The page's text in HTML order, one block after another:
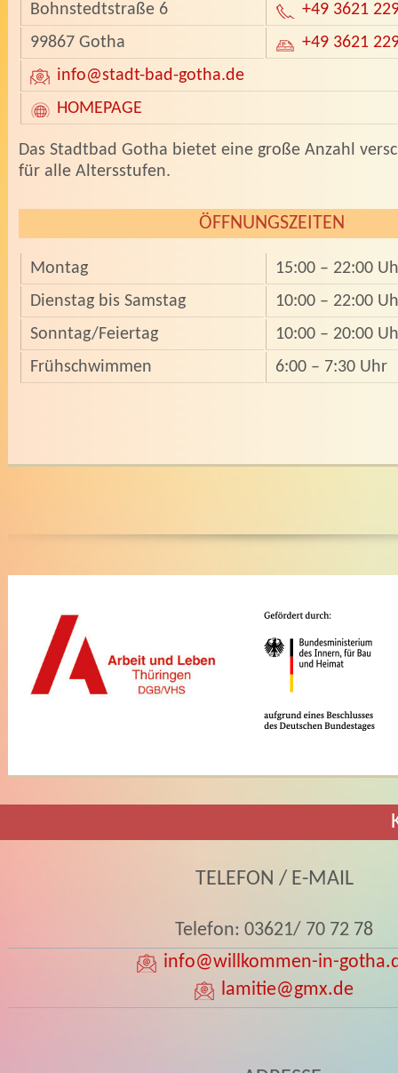
Bohnstedtstraße 6
+49 3621
99867 Gotha
+49 3621
info@stadt-bad-gotha.de
HOMEPAGE
­Das Stadtbad Gotha bietet eine große Anzahl
für alle Altersstufen.
ÖFFNUNGSZEITEN
Montag
15:00 – 22:00
Dienstag bis Samstag
10:00 – 22:00
Sonntag/Feiertag
10:00 – 20:00
Frühschwimmen
6:00 – 7:30 Uhr
TELEFON / E-MAIL
Telefon: 03621/ 70 72 78
info@willkommen-in-
lamitie@gmx.de